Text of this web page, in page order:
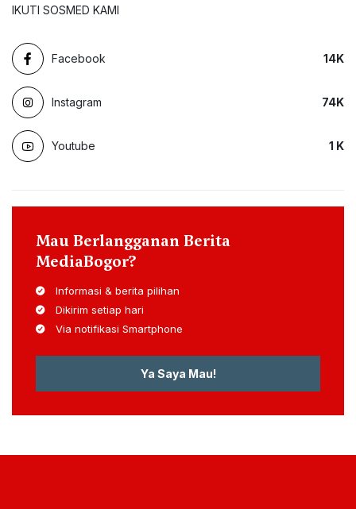
IKUTI SOSMED KAMI
Facebook 14K
Instagram 74K
Youtube 1 K
Mau Berlangganan Berita
MediaBogor?
Informasi & berita pilihan
Dikirim setiap hari
Via notifikasi Smartphone
Ya Saya Mau!